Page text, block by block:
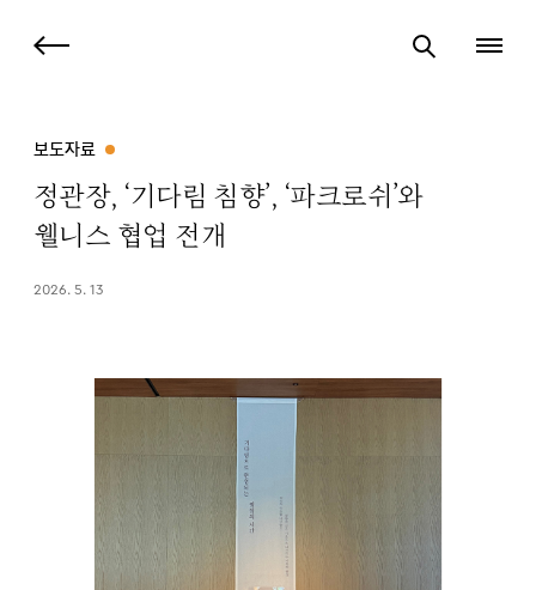
보도자료
정관장, ‘기다림 침향’, ‘파크로쉬’와
웰니스 협업 전개
2026. 5. 13